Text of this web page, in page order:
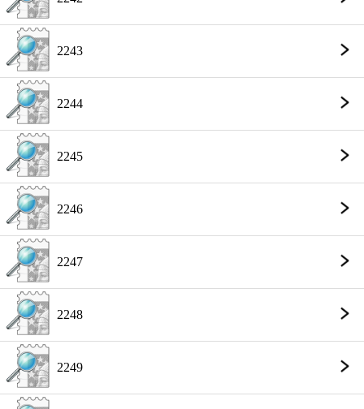
2243
2244
2245
2246
2247
2248
2249